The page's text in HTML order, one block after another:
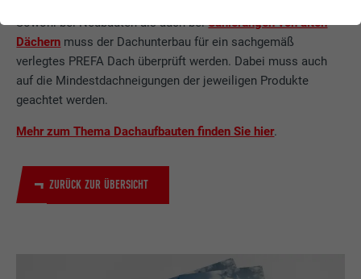
Sowohl bei Neubauten als auch beiSanierungen von alten
Dächern muss der Dachunterbau für ein sachgemäß
verlegtes PREFA Dach überprüft werden. Dabei muss auch
auf die Mindestdachneigungen der jeweiligen Produkte
geachtet werden.
Mehr zum Thema Dachaufbauten finden Sie hier.
ZURÜCK ZUR ÜBERSICHT